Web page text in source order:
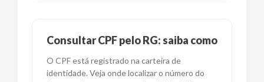
Consultar CPF pelo RG: saiba como
O CPF está registrado na carteira de
identidade. Veja onde localizar o número do